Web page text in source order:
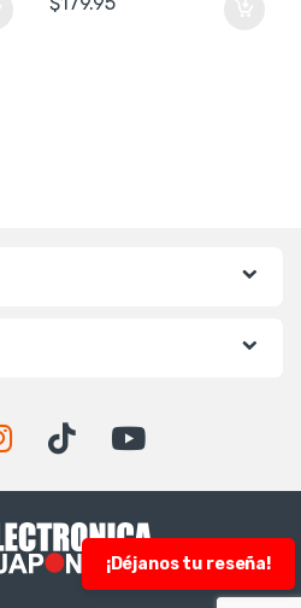
¡Déjanos tu reseña!